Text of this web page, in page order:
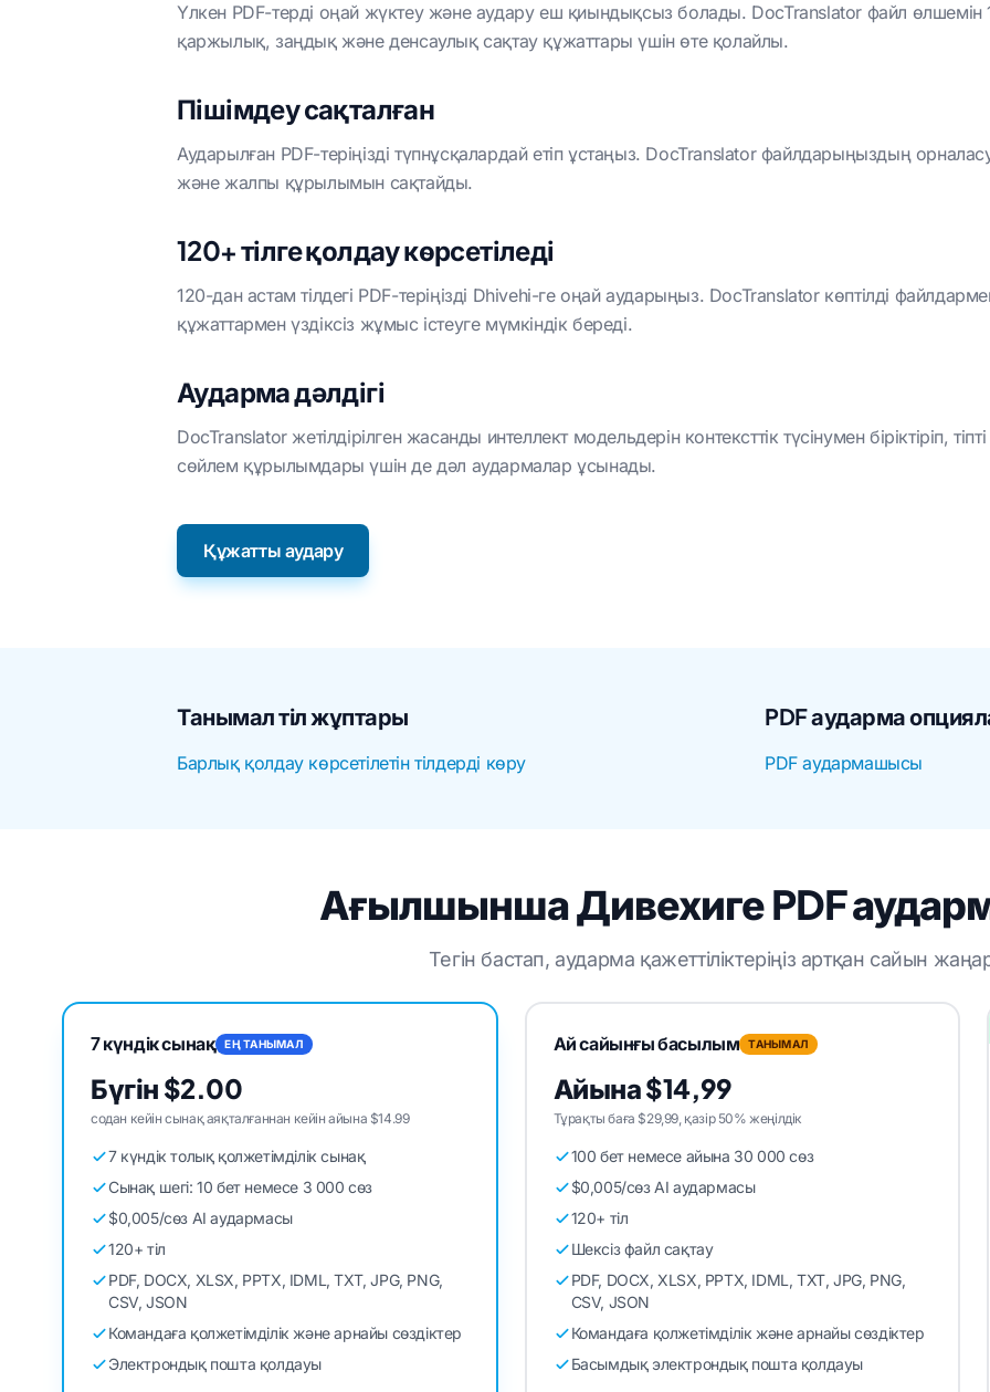
Ағылшын тілінен урду
тіліне дейін
Үлкен PDF-терді оңай жүктеу және аудару еш қиындықсыз болады. DocTranslator файл өлшемін
қаржылық, заңдық және денсаулық сақтау құжаттары үшін өте қолайлы.
Пішімдеу сақталған
Аударылған PDF-теріңізді түпнұсқалардай етіп ұстаңыз. DocTranslator файлдарыңыздың
және жалпы құрылымын сақтайды.
120+ тілге қолдау көрсетіледі
120-дан астам тілдегі PDF-теріңізді Dhivehi-ге оңай аударыңыз. DocTranslator көптілді
құжаттармен үздіксіз жұмыс істеуге мүмкіндік береді.
Аударма дәлдігі
DocTranslator жетілдірілген жасанды интеллект модельдерін контексттік түсінумен біріктіріп,
сөйлем құрылымдары үшін де дәл аудармалар ұсынады.
Құжатты аудару
Танымал тіл жұптары
Барлық қолдау көрсетілетін тілдерді көру
PDF аударма
PDF аудармашысы
Ағылшынша Дивехиге PDF
Тегін бастап, аударма қажеттіліктеріңіз артқан сайын
7 күндік сынақ ЕҢ ТАНЫМАЛ
Бүгін $2.00
содан кейін сынақ аяқталғаннан кейін айына $14.99
7 күндік толық қолжетімділік сынақ
Сынақ шегі: 10 бет немесе 3 000 сөз
$0,005/сөз AI аудармасы
120+ тіл
PDF, DOCX, XLSX, PPTX, IDML, TXT, JPG, PNG,
CSV, JSON
Командаға қолжетімділік және арнайы сөздіктер
Электрондық пошта қолдауы
Ай сайынғы басылым ТАНЫМАЛ
Айына $14,99
Тұрақты баға $29,99, қазір 50% жеңілдік
100 бет немесе айына 30 000 сөз
$0,005/сөз AI аудармасы
120+ тіл
Шексіз файл сақтау
PDF, DOCX, XLSX, PPTX, IDML, TXT, JPG, PNG,
CSV, JSON
Командаға қолжетімділік және арнайы сөздіктер
Басымдық электрондық пошта қолдауы